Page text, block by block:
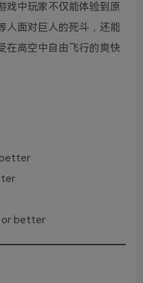
戏中玩家不仅能体验到原
人面对巨人的死斗，还能
在高空中自由飞行的爽快
or better